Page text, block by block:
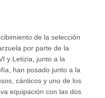
de la selección
por parte de la
y Letizia, junto a la
han posado junto a la
cánticos y uno de los
equipación con las dos